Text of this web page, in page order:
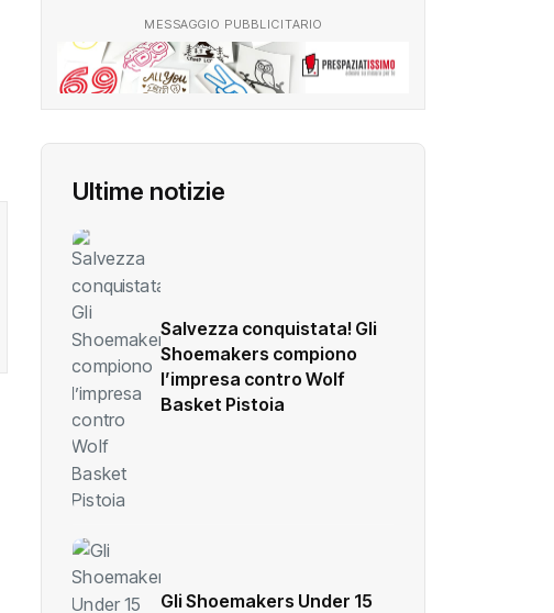
MESSAGGIO PUBBLICITARIO
Ultime notizie
Salvezza conquistata! Gli
Shoemakers compiono
l’impresa contro Wolf
Basket Pistoia
Gli Shoemakers Under 15